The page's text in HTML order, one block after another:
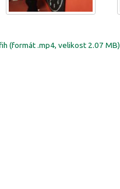
(formát .mp4, velikost 2.07 MB)